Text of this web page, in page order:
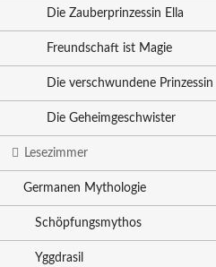
Die Zauberprinzessin Ella
Freundschaft ist Magie
Die verschwundene Prinzessin
Die Geheimgeschwister
Lesezimmer
Germanen Mythologie
Schöpfungsmythos
Yggdrasil